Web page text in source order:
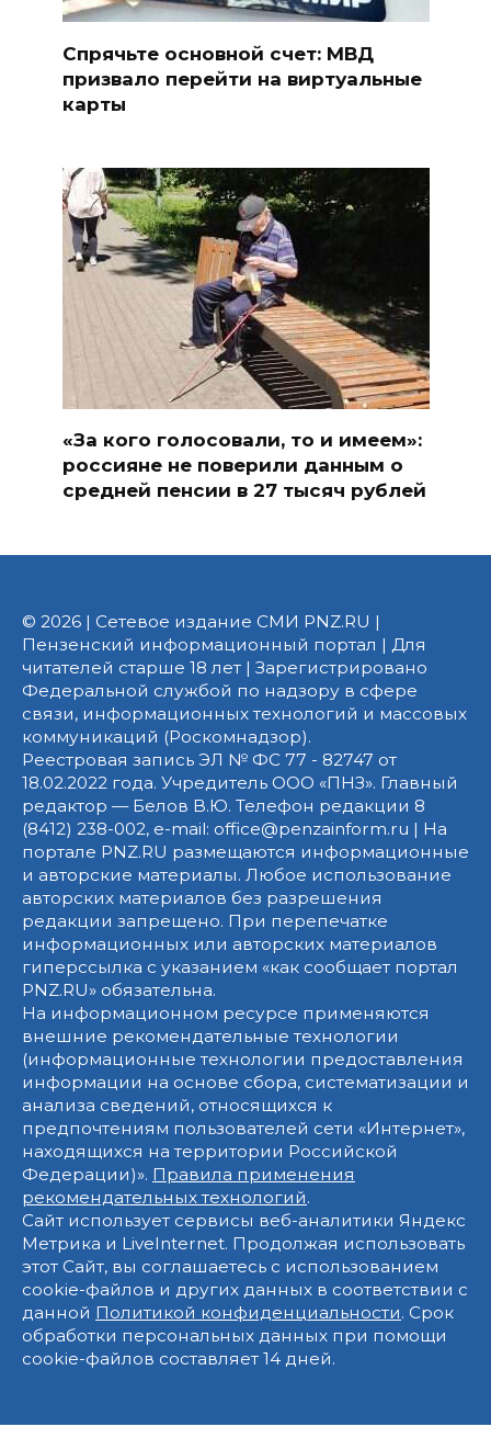
Спрячьте основной счет: МВД
призвало перейти на виртуальные
карты
«За кого голосовали, то и имеем»:
россияне не поверили данным о
средней пенсии в 27 тысяч рублей
© 2026 | Сетевое издание СМИ PNZ.RU |
Пензенский информационный портал | Для
читателей старше 18 лет | Зарегистрировано
Федеральной службой по надзору в сфере
связи, информационных технологий и массовых
коммуникаций (Роскомнадзор).
Реестровая запись ЭЛ № ФС 77 - 82747 от
18.02.2022 года. Учредитель ООО «ПНЗ». Главный
редактор — Белов В.Ю. Телефон редакции 8
(8412) 238-002, e-mail: office@penzainform.ru | На
портале PNZ.RU размещаются информационные
и авторские материалы. Любое использование
авторских материалов без разрешения
редакции запрещено. При перепечатке
информационных или авторских материалов
гиперссылка с указанием «как сообщает портал
PNZ.RU» обязательна.
На информационном ресурсе применяются
внешние рекомендательные технологии
(информационные технологии предоставления
информации на основе сбора, систематизации и
анализа сведений, относящихся к
предпочтениям пользователей сети «Интернет»,
находящихся на территории Российской
Федерации)». Правила применения
рекомендательных технологий.
Сайт использует сервисы веб-аналитики Яндекс
Метрика и LiveInternet. Продолжая использовать
этот Сайт, вы соглашаетесь с использованием
cookie-файлов и других данных в соответствии с
данной Политикой конфиденциальности. Срок
обработки персональных данных при помощи
cookie-файлов составляет 14 дней.